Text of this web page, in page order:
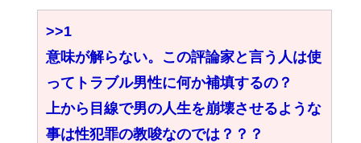
>>1
意味が解らない。この評論家と言う人は使
ってトラブル男性に何か補填するの？
上から目線で男の人生を崩壊させるような
事は性犯罪の教唆なのでは？？？